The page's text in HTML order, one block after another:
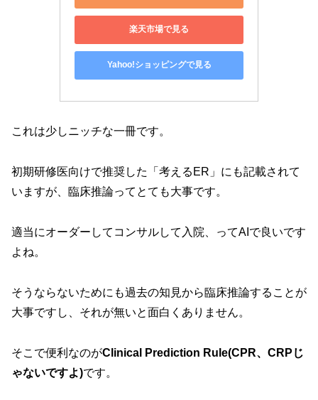
楽天市場で見る
Yahoo!ショッピングで見る
これは少しニッチな一冊です。
初期研修医向けで推奨した「考えるER」にも記載されて
いますが、臨床推論ってとても大事です。
適当にオーダーしてコンサルして入院、ってAIで良いです
よね。
そうならないためにも過去の知見から臨床推論することが
大事ですし、それが無いと面白くありません。
そこで便利なのがClinical Prediction Rule(CPR、CRPじ
ゃないですよ)です。